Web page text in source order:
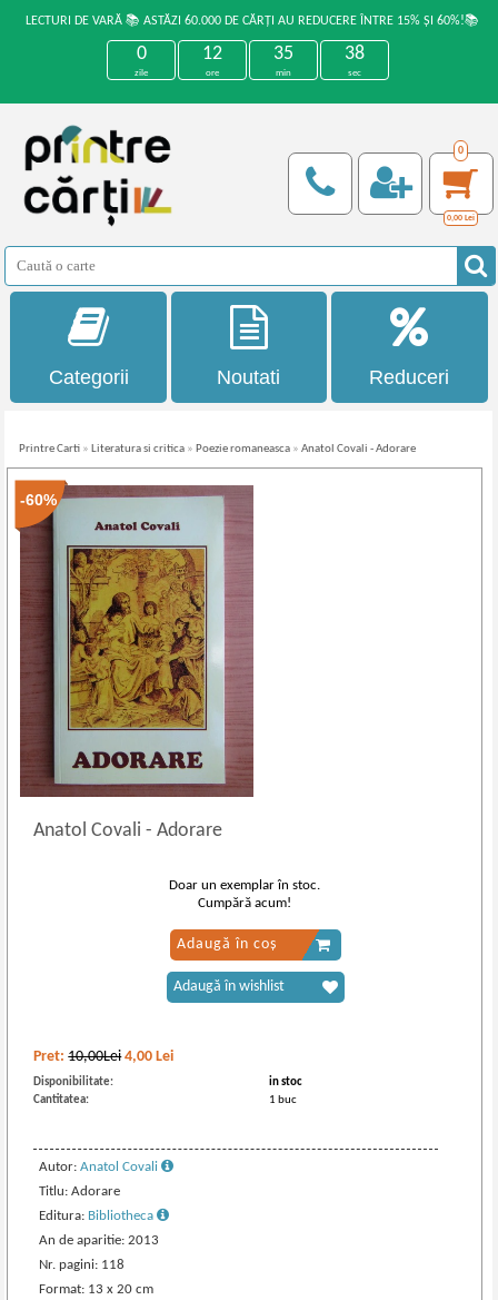
LECTURI DE VARĂ 📚 ASTĂZI 60.000 DE CĂRȚI AU REDUCERE ÎNTRE 15% ȘI 60%!📚
0
zile
12
ore
35
min
38
sec
0
0,00 Lei
Categorii Noutati Reduceri
Printre Carti » Literatura si critica » Poezie romaneasca »Anatol Covali - Adorare
-60%
Anatol Covali- Adorare
Pret:10,00Lei 4,00 Lei
Disponibilitate:
in stoc
Cantitatea:
1 buc
Autor:Anatol Covali
Titlu: Adorare
Editura: Bibliotheca
An de aparitie: 2013
Nr. pagini: 118
Format: 13 x 20 cm
Doar un exemplar în stoc.
Cumpără acum!
Adaugă în coș
Adaugă în wishlist